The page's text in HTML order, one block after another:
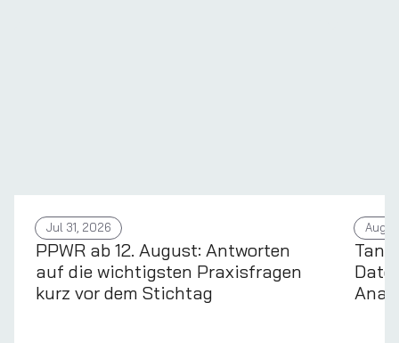
Jul 31, 2026
PPWR ab 12. August: Antworten
auf die wichtigsten Praxisfragen
kurz vor dem Stichtag
Aug